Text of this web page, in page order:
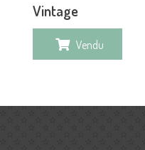
Vintage
Vendu